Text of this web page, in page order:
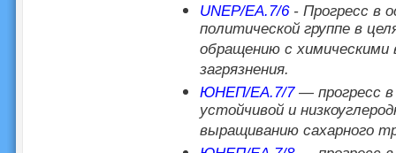
UNEP/EA.7/6- Прогресс в
политической группе в
обращению с
загрязнения.
ЮНЕП/EA.7/7— прогресс в
устойчивой и
выращиванию сахарного